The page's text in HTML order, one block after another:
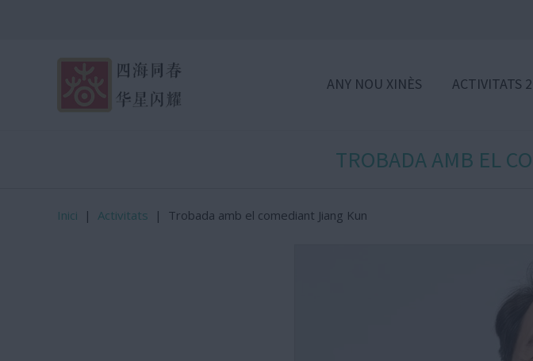
ANY NOU XINÈS ACTIVITATS
TROBADA AMB EL
Inici | Activitats | Trobada amb el comediant Jiang Kun